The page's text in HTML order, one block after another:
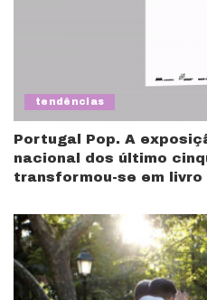
tendências
Portugal Pop. A
nacional dos último
transformou-se em livro